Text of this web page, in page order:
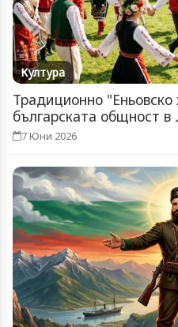
Култура
Традиционно "Еньовско
българската общност
7 Юни 2026